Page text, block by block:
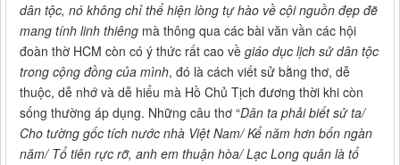
dân tộc, nó không chỉ thể hiện lòng tự hào về cội nguồn đẹp đẽ
mang tính linh thiêng mà thông qua các bài văn vần các hội
đoàn thờ HCM còn có ý thức rất cao về giáo dục lịch sử dân tộc
trong cộng đồng của mình, đó là cách viết sử bằng thơ, dễ
thuộc, dễ nhớ và dễ hiểu mà Hồ Chủ Tịch đương thời khi còn
sống thường áp dụng. Những câu thơ “Dân ta phải biết sử ta/
Cho tường gốc tích nước nhà Việt Nam/ Kể năm hơn bốn ngàn
năm/ Tổ tiên rực rỡ, anh em thuận hòa/ Lạc Long quân là tổ